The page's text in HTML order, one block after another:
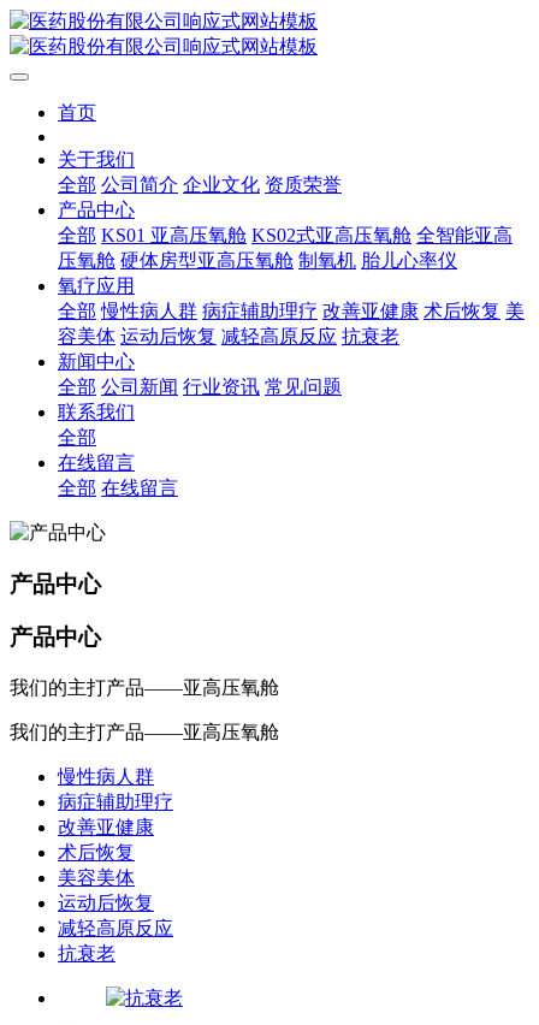
首页
关于我们
全部 公司简介 企业文化 资质荣誉
产品中心
全部 KS01 亚高压氧舱 KS02式亚高压氧舱 全智能亚高
压氧舱 硬体房型亚高压氧舱 制氧机 胎儿心率仪
氧疗应用
全部 慢性病人群 病症辅助理疗 改善亚健康 术后恢复 美
容美体 运动后恢复 减轻高原反应 抗衰老
新闻中心
全部 公司新闻 行业资讯 常见问题
联系我们
全部
在线留言
全部 在线留言
产品中心
产品中心
我们的主打产品——亚高压氧舱
我们的主打产品——亚高压氧舱
慢性病人群
病症辅助理疗
改善亚健康
术后恢复
美容美体
运动后恢复
减轻高原反应
抗衰老